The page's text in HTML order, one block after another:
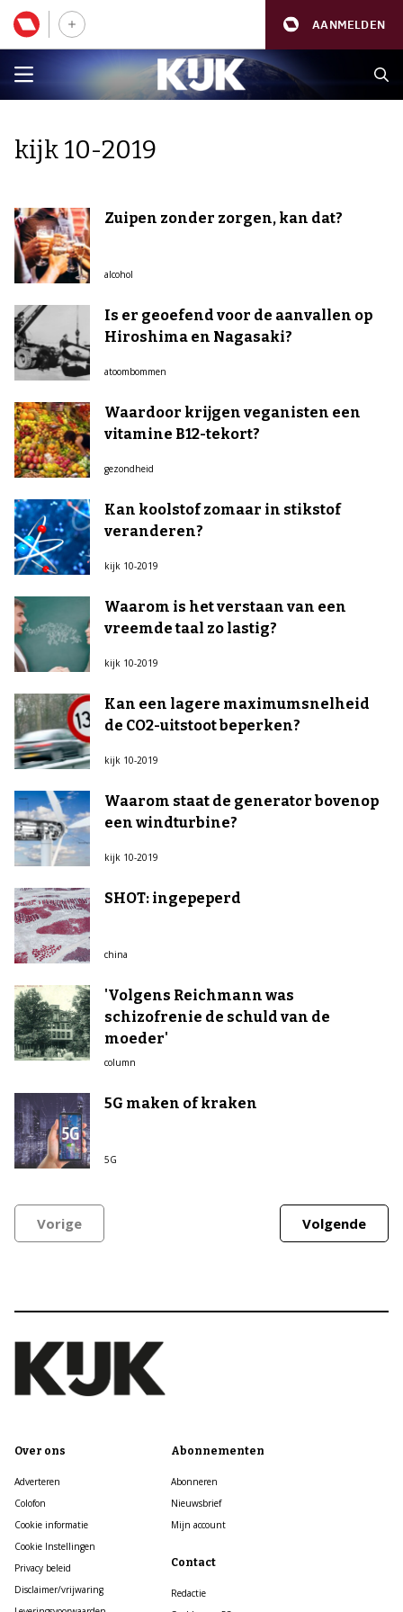
AANMELDEN
kijk 10-2019
Zuipen zonder zorgen, kan dat?
alcohol
Is er geoefend voor de aanvallen op
Hiroshima en Nagasaki?
atoombommen
Waardoor krijgen veganisten een
vitamine B12-tekort?
gezondheid
Kan koolstof zomaar in stikstof
veranderen?
kijk 10-2019
Waarom is het verstaan van een
vreemde taal zo lastig?
kijk 10-2019
Kan een lagere maximumsnelheid
de CO2-uitstoot beperken?
kijk 10-2019
Waarom staat de generator bovenop
een windturbine?
kijk 10-2019
SHOT: ingepeperd
china
'Volgens Reichmann was
schizofrenie de schuld van de
moeder'
column
5G maken of kraken
5G
Vorige Volgende
Over ons
Adverteren
Colofon
Cookie informatie
Cookie Instellingen
Privacy beleid
Disclaimer/vrijwaring
Abonnementen
Abonneren
Nieuwsbrief
Mijn account
Contact
Redactie